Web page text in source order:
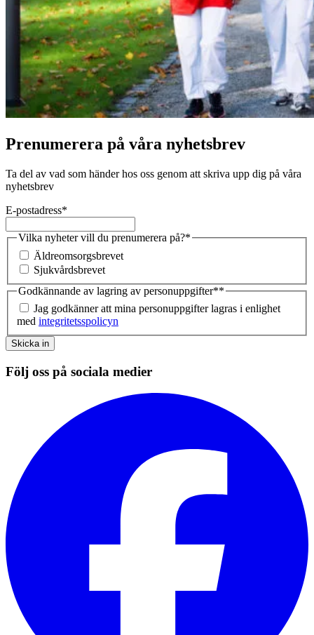
Prenumerera på våra nyhetsbrev
Ta del av vad som händer hos oss genom att skriva upp dig på våra
nyhetsbrev
E-postadress*
Vilka nyheter vill du prenumerera på?*
Äldreomsorgsbrevet
Sjukvårdsbrevet
Godkännande av lagring av personuppgifter**
Jag godkänner att mina personuppgifter lagras i enlighet
med integritetsspolicyn
Skicka in
Följ oss på sociala medier